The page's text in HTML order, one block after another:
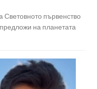
първенство
на планетата